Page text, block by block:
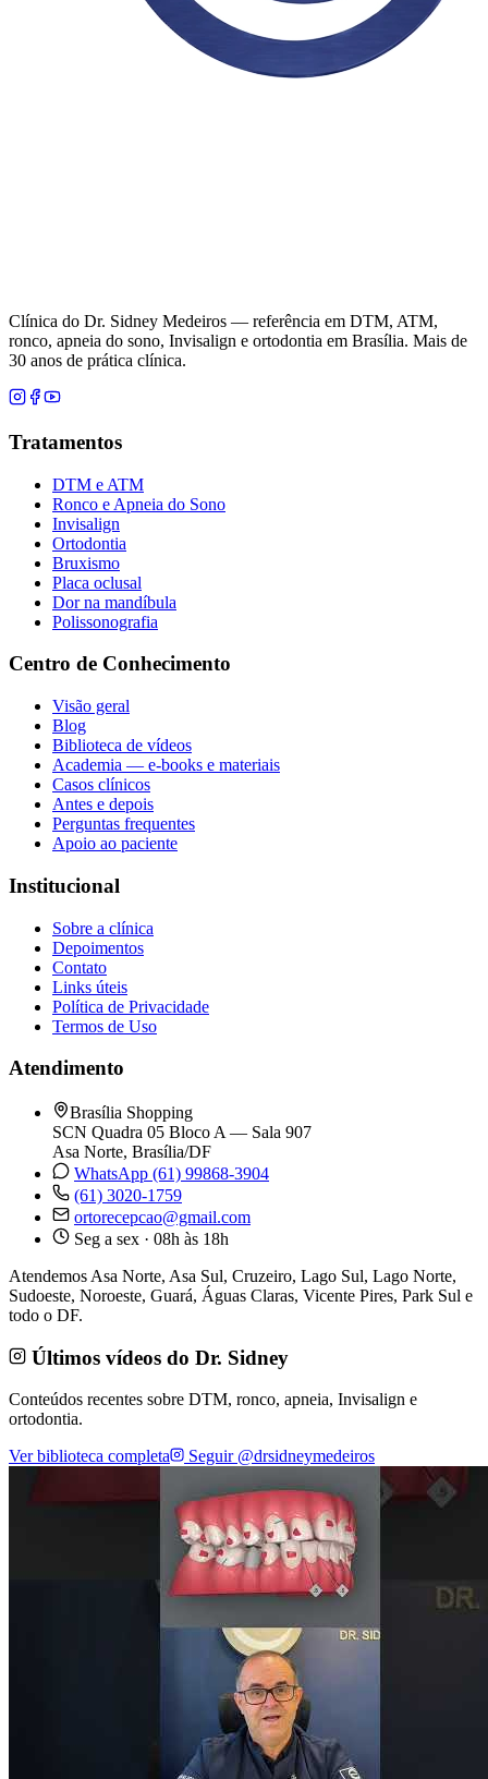
Clínica do Dr. Sidney Medeiros — referência em DTM, ATM,
ronco, apneia do sono, Invisalign e ortodontia em Brasília. Mais de
30 anos de prática clínica.
Tratamentos
DTM e ATM
Ronco e Apneia do Sono
Invisalign
Ortodontia
Bruxismo
Placa oclusal
Dor na mandíbula
Polissonografia
Centro de Conhecimento
Visão geral
Blog
Biblioteca de vídeos
Academia — e-books e materiais
Casos clínicos
Antes e depois
Perguntas frequentes
Apoio ao paciente
Institucional
Sobre a clínica
Depoimentos
Contato
Links úteis
Política de Privacidade
Termos de Uso
Atendimento
Brasília Shopping
SCN Quadra 05 Bloco A — Sala 907
Asa Norte, Brasília/DF
WhatsApp (61) 99868-3904
(61) 3020-1759
ortorecepcao@gmail.com
Seg a sex · 08h às 18h
Atendemos Asa Norte, Asa Sul, Cruzeiro, Lago Sul, Lago Norte,
Sudoeste, Noroeste, Guará, Águas Claras, Vicente Pires, Park Sul e
todo o DF.
Últimos vídeos do Dr. Sidney
Conteúdos recentes sobre DTM, ronco, apneia, Invisalign e
ortodontia.
Ver biblioteca completa
Seguir @drsidneymedeiros